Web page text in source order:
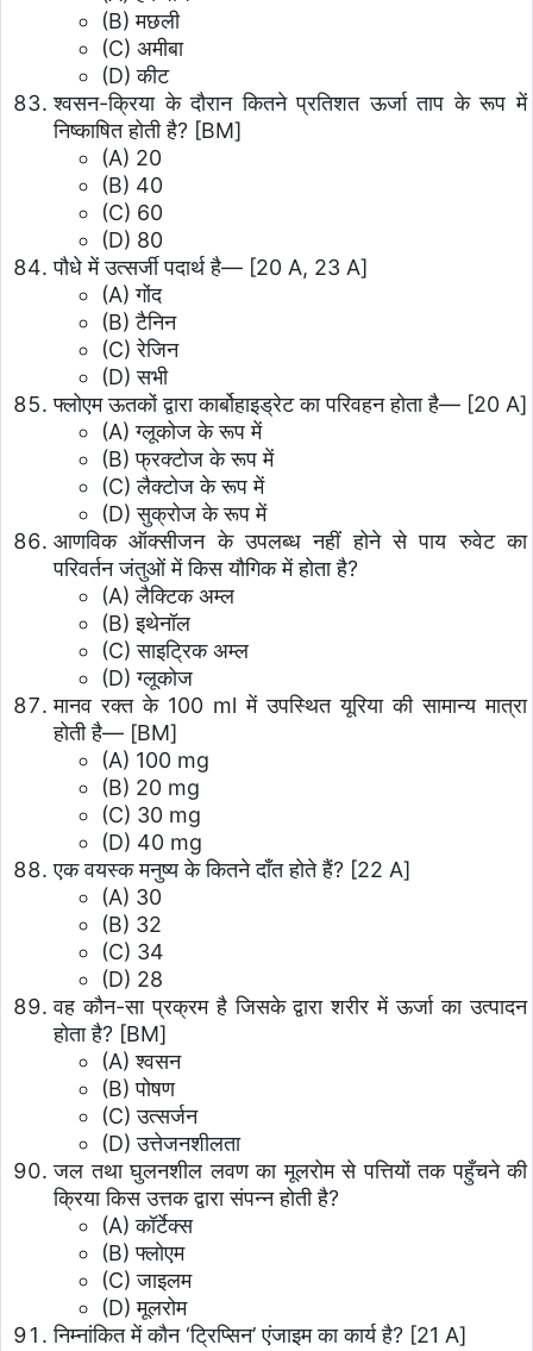
(B) मछली
(C) अमीबा
(D) कीट
श्वसन-क्रिया के दौरान कितने प्रतिशत ऊर्जा ताप के रूप में
निष्काषित होती है? [BM]
(A) 20
(B) 40
(C) 60
(D) 80
पौधे में उत्सर्जी पदार्थ है— [20 A, 23 A]
(A) गोंद
(B) टैनिन
(C) रेजिन
(D) सभी
फ्लोएम ऊतकों द्वारा कार्बोहाइड्रेट का परिवहन होता है— [20 A]
(A) ग्लूकोज के रूप में
(B) फ्रक्टोज के रूप में
(C) लैक्टोज के रूप में
(D) सुक्रोज के रूप में
आणविक ऑक्सीजन के उपलब्ध नहीं होने से पाय रुवेट का
परिवर्तन जंतुओं में किस यौगिक में होता है?
(A) लैक्टिक अम्ल
(B) इथेनॉल
(C) साइट्रिक अम्ल
(D) ग्लूकोज
मानव रक्त के 100 ml में उपस्थित यूरिया की सामान्य मात्रा
होती है— [BM]
(A) 100 mg
(B) 20 mg
(C) 30 mg
(D) 40 mg
एक वयस्क मनुष्य के कितने दाँत होते हैं? [22 A]
(A) 30
(B) 32
(C) 34
(D) 28
वह कौन-सा प्रक्रम है जिसके द्वारा शरीर में ऊर्जा का उत्पादन
होता है? [BM]
(A) श्वसन
(B) पोषण
(C) उत्सर्जन
(D) उत्तेजनशीलता
जल तथा घुलनशील लवण का मूलरोम से पत्तियों तक पहुँचने की
क्रिया किस उत्तक द्वारा संपन्न होती है?
(A) कॉर्टेक्स
(B) फ्लोएम
(C) जाइलम
(D) मूलरोम
निम्नांकित में कौन ‘ट्रिप्सिन’ एंजाइम का कार्य है? [21 A]